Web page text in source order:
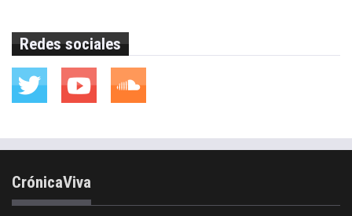
Redes sociales
CrónicaViva